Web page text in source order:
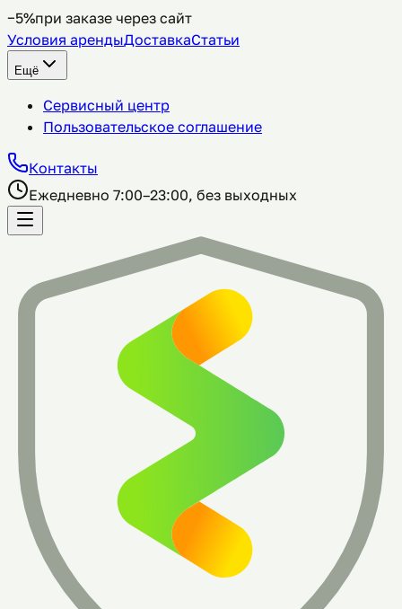
−5%при заказе через сайт
Условия арендыДоставкаСтатьи
Ещё
Сервисный центр
Пользовательское соглашение
Контакты
Ежедневно 7:00–23:00, без выходных